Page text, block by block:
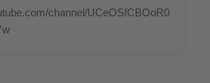
channel/UCeOSfCBOoR0